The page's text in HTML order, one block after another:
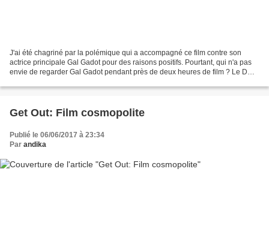
J'ai été chagriné par la polémique qui a accompagné ce film contre son
actrice principale Gal Gadot pour des raisons positifs. Pourtant, qui n'a pas
envie de regarder Gal Gadot pendant près de deux heures de film ? Le DC
Get Out: Film cosmopolite
Publié le 06/06/2017 à 23:34
Par andika